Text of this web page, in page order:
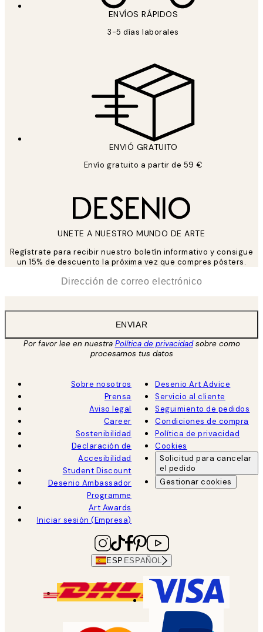
ENVÍOS RÁPIDOS
3-5 días laborales
ENVIÓ GRATUITO
Envío gratuito a partir de 59 €
UNETE A NUESTRO MUNDO DE ARTE
Regístrate para recibir nuestro boletín informativo y consigue
un 15% de descuento la próxima vez que compres pósters.
ENVIAR
Por favor lee en nuestra Política de privacidadsobre como
procesamos tus datos
Sobre nosotros
Prensa
Aviso legal
Career
Sostenibilidad
Declaración de
Accesibilidad
Student Discount
Desenio Ambassador
Programme
Art Awards
Iniciar sesión (Empresa)
Desenio Art Advice
Servicio al cliente
Seguimiento de pedidos
Condiciones de compra
Política de privacidad
Cookies
Solicitud para cancelar
el pedido
Gestionar cookies
ESP ESPAÑOL